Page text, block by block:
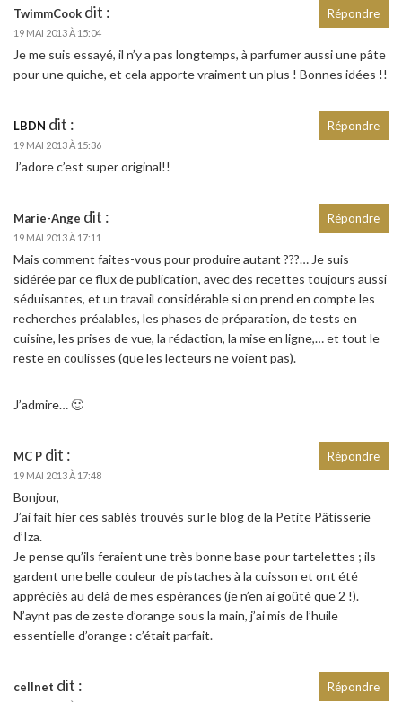
TwimmCook dit :
19 MAI 2013 À 15:04
Je me suis essayé, il n’y a pas longtemps, à parfumer aussi une pâte
pour une quiche, et cela apporte vraiment un plus ! Bonnes idées !!
Répondre
LBDN dit :
19 MAI 2013 À 15:36
J’adore c’est super original!!
Répondre
Marie-Ange dit :
19 MAI 2013 À 17:11
Mais comment faites-vous pour produire autant ???… Je suis
sidérée par ce flux de publication, avec des recettes toujours aussi
séduisantes, et un travail considérable si on prend en compte les
recherches préalables, les phases de préparation, de tests en
cuisine, les prises de vue, la rédaction, la mise en ligne,… et tout le
reste en coulisses (que les lecteurs ne voient pas).
J’admire… 🙂
Répondre
MC P dit :
19 MAI 2013 À 17:48
Bonjour,
J’ai fait hier ces sablés trouvés sur le blog de la Petite Pâtisserie
d’Iza.
Je pense qu’ils feraient une très bonne base pour tartelettes ; ils
gardent une belle couleur de pistaches à la cuisson et ont été
appréciés au delà de mes espérances (je n’en ai goûté que 2 !).
N’aynt pas de zeste d’orange sous la main, j’ai mis de l’huile
essentielle d’orange : c’était parfait.
Répondre
cellnet dit : Répondre